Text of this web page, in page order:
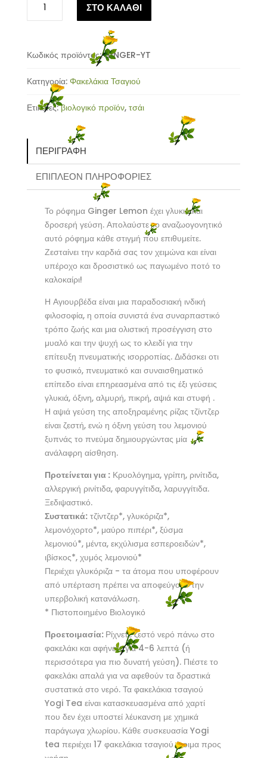
ποσότητα
ΣΤΟ ΚΑΛΑΘΙ
Κωδικός προϊόντος:GINGER-YT
Κατηγορία: Φακελάκια Τσαγιού
Ετικέτες:βιολογικό προϊόν, τσάι
ΠΕΡΙΓΡΑΦΉ
ΕΠΙΠΛΈΟΝ ΠΛΗΡΟΦΟΡΊΕΣ
Το ρόφημα Ginger Lemon έχει γλυκιά και
δροσερή γεύση. Απολαύστε το αναζωογονητικό
αυτό ρόφημα κάθε στιγμή που επιθυμείτε.
Ζεσταίνει την καρδιά σας τον χειμώνα και είναι
υπέροχο και δροσιστικό ως παγωμένο ποτό το
καλοκαίρι!
Η Αγιουρβέδα είναι μια παραδοσιακή ινδική
φιλοσοφία, η οποία συνιστά ένα συναρπαστικό
τρόπο ζωής και μια ολιστική προσέγγιση στο
μυαλό και την ψυχή ως το κλειδί για την
επίτευξη πνευματικής ισορροπίας. Διδάσκει οτι
το φυσικό, πνευματικό και συναισθηματικό
επίπεδο είναι επηρεασμένα από τις έξι γεύσεις
γλυκιά, όξινη, αλμυρή, πικρή, αψιά και στυφή .
Η αψιά γεύση της αποξηραμένης ρίζας τζίντζερ
είναι ζεστή, ενώ η όξινη γεύση του λεμονιού
ξυπνάς το πνεύμα δημιουργώντας μία
ανάλαφρη αίσθηση.
Προτείνεται για :Κρυολόγημα, γρίπη, ρινίτιδα,
αλλεργική ρινίτιδα, φαρυγγίτιδα, λαρυγγίτιδα.
Ξεδιψαστικό.
Συστατικά:τζίντζερ*, γλυκόριζα*,
λεμονόχορτο*, μαύρο πιπέρι*, ξύσμα
λεμονιού*, μέντα, εκχύλισμα εσπεροειδών*,
ιβίσκος*, χυμός λεμονιού*
Περιέχει γλυκόριζα - τα άτομα που υποφέρουν
από υπέρταση πρέπει να αποφεύγουν την
υπερβολική κατανάλωση.
* Πιστοποιημένο Βιολογικό
Προετοιμασία: Ρίχνετε ζεστό νερό πάνω στο
φακελάκι και αφήνετε για 4-6 λεπτά (ή
περισσότερα για πιο δυνατή γεύση). Πιέστε το
φακελάκι απαλά για να αφεθούν τα δραστικά
συστατικά στο νερό. Τα φακελάκια τσαγιού
Yogi Tea είναι κατασκευασμένα από χαρτί
που δεν έχει υποστεί λέυκανση με χημικά
παράγωγα χλωρίου. Κάθε συσκευασία Yogi
tea περιέχει 17 φακελάκια τσαγιού έτοιμα προς